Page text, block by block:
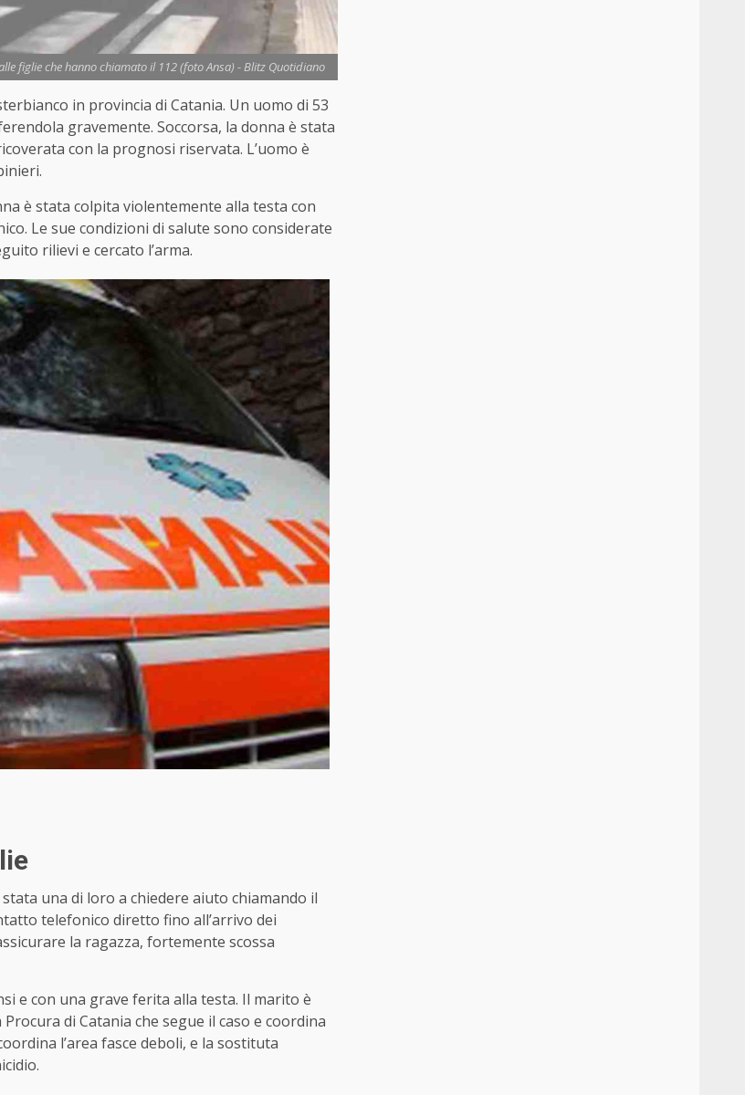
figlie che hanno chiamato il 112 (foto Ansa) - Blitz Quotidiano
in provincia di Catania. Un uomo di 53
gravemente. Soccorsa, la donna è stata
con la prognosi riservata. L’uomo è
è stata colpita violentemente alla testa con
Le sue condizioni di salute sono considerate
rilievi e cercato l’arma.
una di loro a chiedere aiuto chiamando il
telefonico diretto fino all’arrivo dei
la ragazza, fortemente scossa
e con una grave ferita alla testa. Il marito è
di Catania che segue il caso e coordina
l’area fasce deboli, e la sostituta